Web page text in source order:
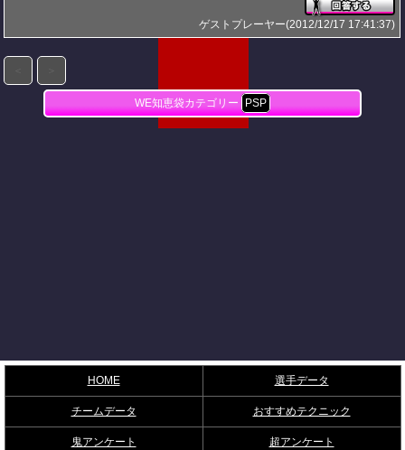
ゲストプレーヤー(2012/12/17 17:41:37)
WE知恵袋カテゴリー PSP
HOME 選手データ
チームデータ おすすめテクニック
鬼アンケート 超アンケート